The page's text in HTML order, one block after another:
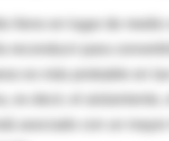
lleno en lugar de medio
reconducir para
es más probable en
es decir, el aislamiento,
asociado con un mayor